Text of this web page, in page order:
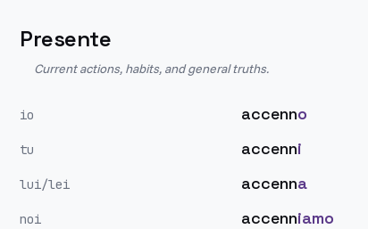
Presente
Current actions, habits, and general truths.
io accenno
tu accenni
lui/lei accenna
noi accenniamo